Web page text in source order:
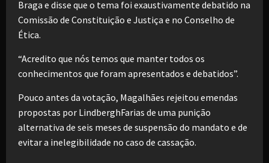
Braga e disse que o tema foi exaustivamente debatido na
Comissão de Constituição e Justiça e no Conselho de
Ética.
“Acredito que nós temos que manter todos os
conhecimentos que foram apresentados e debatidos”.
Pouco antes da votação, Magalhães rejeitou emendas
propostas por LindberghFarias de uma punição
alternativa de seis meses de suspensão do mandato e de
evitar a inelegibilidade no caso de cassação.